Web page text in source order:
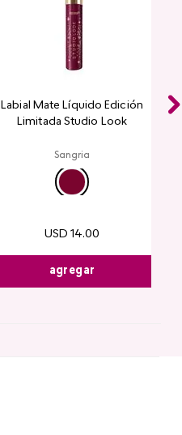
Labial Mate Líquido Edición
Limitada Studio Look
Sangria
USD 14.00
agregar